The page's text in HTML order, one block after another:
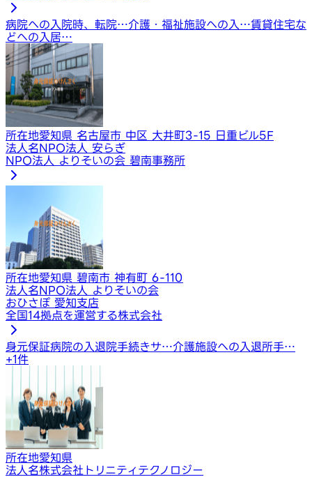
病院への入院時、転院…介護・福祉施設への入…賃貸住宅な
どへの入居…
所在地愛知県 名古屋市 中区 大井町3-15 日重ビル5F
法人名NPO法人 安らぎ
NPO法人 よりそいの会 碧南事務所
所在地愛知県 碧南市 神有町 6-110
法人名NPO法人 よりそいの会
おひさぽ 愛知支店
全国14拠点を運営する株式会社
身元保証病院の入退院手続きサ…介護施設への入退所手…
+1件
所在地愛知県
法人名株式会社トリニティテクノロジー